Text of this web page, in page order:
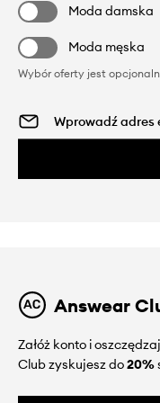
Moda damska
Moda męska
Wybór oferty jest
Answear
Załóż konto i
Club zyskujesz do20%